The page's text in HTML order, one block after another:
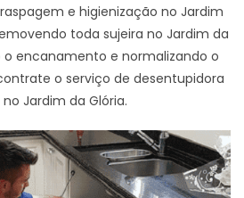
e higienização no Jardim
toda sujeira no Jardim da
o encanamento e normalizando o
o serviço de desentupidora
Jardim da Glória.